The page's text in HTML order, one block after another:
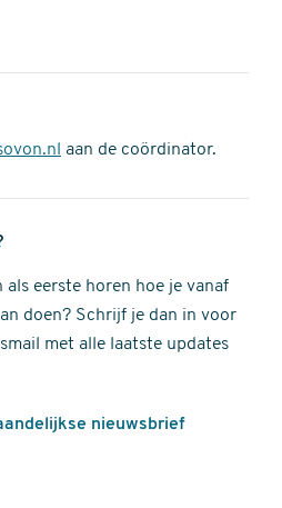
aan de coördinator.
eerste horen hoe je vanaf
doen? Schrijf je dan in voor
met alle laatste updates
nieuwsbrief